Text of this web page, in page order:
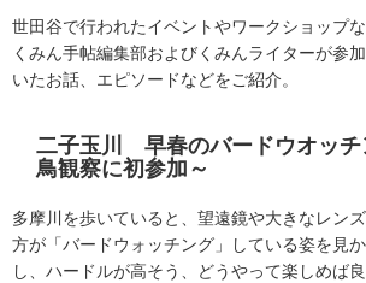
世田谷で行われたイベントやワークショップな
くみん手帖編集部およびくみんライターが参
いたお話、エピソードなどをご紹介。
二子玉川 早春のバードウオッチ
鳥観察に初参加～
多摩川を歩いていると、望遠鏡や大きなレン
方が「バードウォッチング」している姿を見
し、ハードルが高そう、どうやって楽しめば